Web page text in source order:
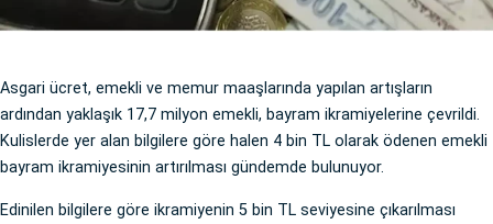
Asgari ücret, emekli ve memur maaşlarında yapılan artışların
ardından yaklaşık 17,7 milyon emekli, bayram ikramiyelerine çevrildi.
Kulislerde yer alan bilgilere göre halen 4 bin TL olarak ödenen emekli
bayram ikramiyesinin artırılması gündemde bulunuyor.
Edinilen bilgilere göre ikramiyenin 5 bin TL seviyesine çıkarılması